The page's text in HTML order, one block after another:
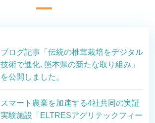
対応製品
ブログ
ブログ記事「伝統の椎茸栽培をデジタル
技術で進化､熊本県の新たな取り組み」
を公開しました。
スマート農業を加速する4社共同の実証
実験施設「ELTRESアグリテックフィー